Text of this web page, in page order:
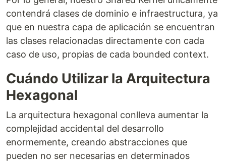
contendrá clases de dominio e infraestructura, ya
que en nuestra capa de aplicación se encuentran
las clases relacionadas directamente con cada
caso de uso, propias de cada bounded context.
Cuándo Utilizar la Arquitectura
Hexagonal
La arquitectura hexagonal conlleva aumentar la
complejidad accidental del desarrollo
enormemente, creando abstracciones que
pueden no ser necesarias en determinados